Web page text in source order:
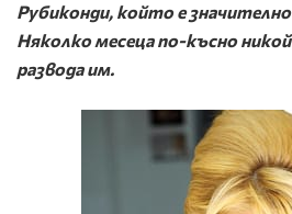
Рубиконди, който е
Няколко месеца по-късно
развода им.